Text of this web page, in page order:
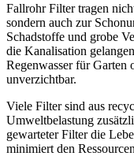
Fallrohr Filter tragen
sondern auch zur
Schadstoffe und grobe
die Kanalisation
Regenwasser für Garten
unverzichtbar.
Viele Filter sind aus
Umweltbelastung
gewarteter Filter die
minimiert den